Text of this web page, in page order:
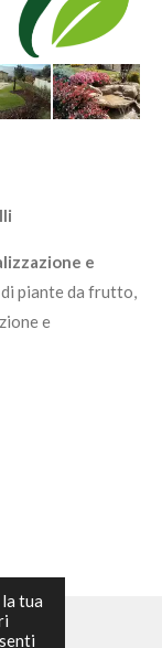
tua
e
di piante da frutto,
e